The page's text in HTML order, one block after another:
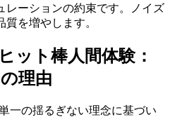
レーションの約束です。ノイズ
を増やします。
ット棒人間体験：
理由
一の揺るぎない理念に基づい